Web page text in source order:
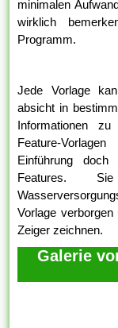
minimalen
wirklich
Programm.
Jede Vorlage
absicht in
Informationen
Feature-
Einführung
Features.
Vorlage
Zeiger zeichnen.
Galerie